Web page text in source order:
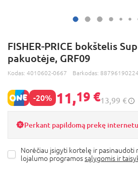
FISHER-PRICE bokštelis
pakuotėje, GRF09
Kodas: 4010602-0667 Barkodas:
-20% 11,19 €13,99 €
Perkant papildomą prekę internetu
Norėčiau įsigyti kortelę ir pasinaudoti
lojalumo programossąlygomis ir